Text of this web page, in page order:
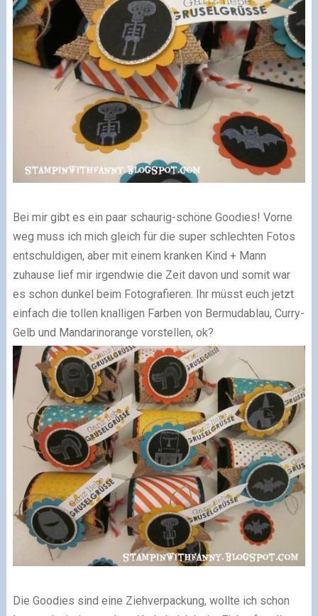
Bei mir gibt es ein paar schaurig-schöne Goodies! Vorne
weg muss ich mich gleich für die super schlechten Fotos
entschuldigen, aber mit einem kranken Kind + Mann
zuhause lief mir irgendwie die Zeit davon und somit war
es schon dunkel beim Fotografieren. Ihr müsst euch jetzt
einfach die tollen knalligen Farben von Bermudablau, Curry-
Gelb und Mandarinorange vorstellen, ok?
Die Goodies sind eine Ziehverpackung, wollte ich schon